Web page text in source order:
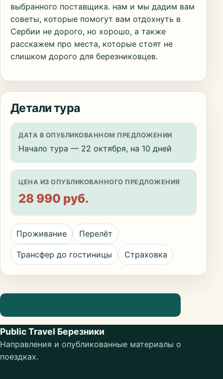
выбранного поставщика. нам и мы дадим вам
советы, которые помогут вам отдохнуть в
Сербии не дорого, но хорошо, а также
расскажем про места, которые стоят не
слишком дорого для березниковцев.
Детали тура
ДАТА В ОПУБЛИКОВАННОМ ПРЕДЛОЖЕНИИ
Начало тура — 22 октября, на 10 дней
ЦЕНА ИЗ ОПУБЛИКОВАННОГО ПРЕДЛОЖЕНИЯ
28 990 руб.
Проживание Перелёт
Трансфер до гостиницы Страховка
Public Travel Березники
Направления и опубликованные материалы о
поездках.